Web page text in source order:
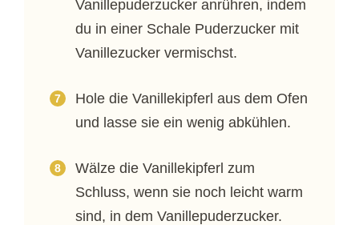
Vanillepuderzucker anrühren, indem
du in einer Schale Puderzucker mit
Vanillezucker vermischst.
Hole die Vanillekipferl aus dem Ofen
und lasse sie ein wenig abkühlen.
Wälze die Vanillekipferl zum
Schluss, wenn sie noch leicht warm
sind, in dem Vanillepuderzucker.